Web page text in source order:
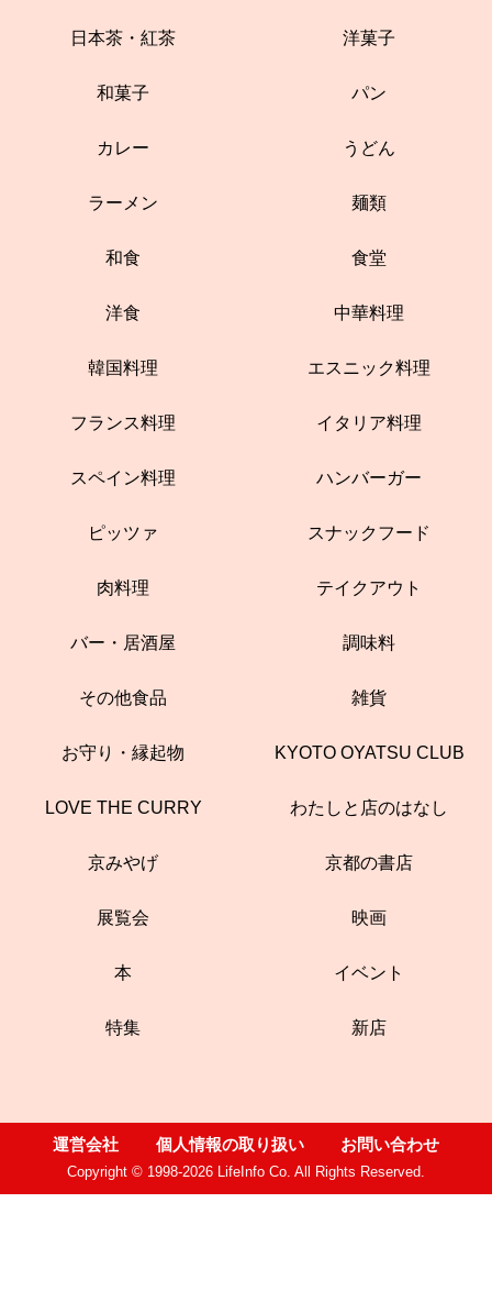
日本茶・紅茶 洋菓子
和菓子 パン
カレー うどん
ラーメン 麺類
和食 食堂
洋食 中華料理
韓国料理 エスニック料理
フランス料理 イタリア料理
スペイン料理 ハンバーガー
ピッツァ スナックフード
肉料理 テイクアウト
バー・居酒屋 調味料
その他食品 雑貨
お守り・縁起物 KYOTO OYATSU CLUB
LOVE THE CURRY わたしと店のはなし
京みやげ 京都の書店
展覧会 映画
本 イベント
特集 新店
運営会社 個人情報の取り扱い お問い合わせ
Copyright © 1998-2026 LifeInfo Co. All Rights Reserved.